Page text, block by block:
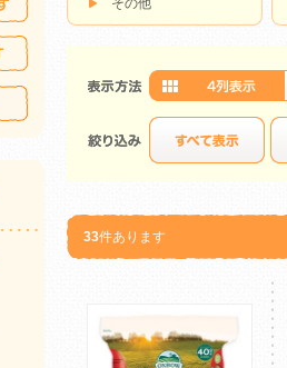
その他
33件あります